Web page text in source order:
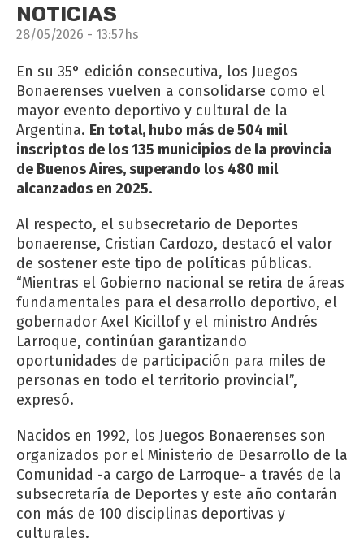
NOTICIAS
28/05/2026 - 13:57hs
En su 35° edición consecutiva, los Juegos
Bonaerenses vuelven a consolidarse como el
mayor evento deportivo y cultural de la
Argentina. En total, hubo más de 504 mil
inscriptos de los 135 municipios de la provincia
de Buenos Aires, superando los 480 mil
alcanzados en 2025.
Al respecto, el subsecretario de Deportes
bonaerense, Cristian Cardozo, destacó el valor
de sostener este tipo de políticas públicas.
“Mientras el Gobierno nacional se retira de áreas
fundamentales para el desarrollo deportivo, el
gobernador Axel Kicillof y el ministro Andrés
Larroque, continúan garantizando
oportunidades de participación para miles de
personas en todo el territorio provincial”,
expresó.
Nacidos en 1992, los Juegos Bonaerenses son
organizados por el Ministerio de Desarrollo de la
Comunidad -a cargo de Larroque- a través de la
subsecretaría de Deportes y este año contarán
con más de 100 disciplinas deportivas y
culturales.